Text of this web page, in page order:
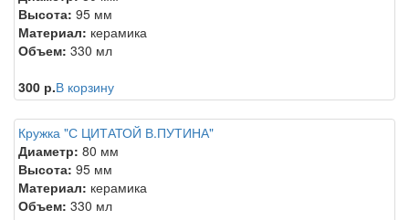
Высота: 95 мм
Материал: керамика
Объем: 330 мл
300 р.В корзину
Кружка "С ЦИТАТОЙ В.ПУТИНА"
Диаметр: 80 мм
Высота: 95 мм
Материал: керамика
Объем: 330 мл